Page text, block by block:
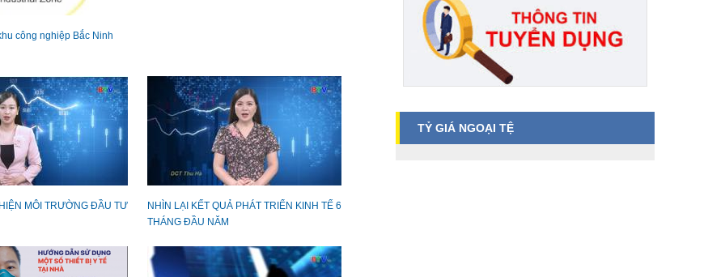
công nghiệp Bắc Ninh
MÔI TRƯỜNG ĐẦU TƯ
NHÌN LẠI KẾT QUẢ PHÁT TRIỂN KINH TẾ 6
THÁNG ĐẦU NĂM
TỶ GIÁ NGOẠI TỆ